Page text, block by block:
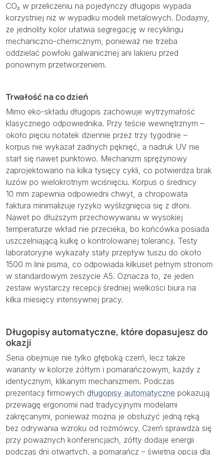
CO₂ w przeliczeniu na pojedynczy długopis wypada
korzystniej niż w wypadku modeli metalowych. Dodajmy,
że jednolity kolor ułatwia segregację w recyklingu
mechaniczno-chemicznym, ponieważ nie trzeba
oddzielać powłoki galwanicznej ani lakieru przed
ponownym przetworzeniem.
Trwałość na co dzień
Mimo eko-składu długopis zachowuje wytrzymałość
klasycznego odpowiednika. Przy teście wewnętrznym –
około pięciu notatek dziennie przez trzy tygodnie –
korpus nie wykazał żadnych pęknięć, a nadruk UV nie
starł się nawet punktowo. Mechanizm sprężynowy
zaprojektowano na kilka tysięcy cykli, co potwierdza brak
luzów po wielokrotnym wciśnięciu. Korpus o średnicy
10 mm zapewnia odpowiedni chwyt, a chropowata
faktura minimalizuje ryzyko wyślizgnięcia się z dłoni.
Nawet po dłuższym przechowywaniu w wysokiej
temperaturze wkład nie przecieka, bo końcówka posiada
uszczelniającą kulkę o kontrolowanej tolerancji. Testy
laboratoryjne wykazały stały przepływ tuszu do około
1500 m linii pisma, co odpowiada kilkuset pełnym stronom
w standardowym zeszycie A5. Oznacza to, że jeden
zestaw wystarczy recepcji średniej wielkości biura na
kilka miesięcy intensywnej pracy.
Długopisy automatyczne, które dopasujesz do
okazji
Seria obejmuje nie tylko głęboką czerń, lecz także
warianty w kolorze żółtym i pomarańczowym, każdy z
identycznym, klikanym mechanizmem. Podczas
prezentacji firmowych długopisy automatyczne pokazują
przewagę ergonomii nad tradycyjnymi modelami
zakręcanymi, ponieważ można je obsłużyć jedną ręką
bez odrywania wzroku od rozmówcy. Czerń sprawdza się
przy poważnych konferencjach, żółty dodaje energii
podczas dni otwartych, a pomarańcz – świetna opcja dla